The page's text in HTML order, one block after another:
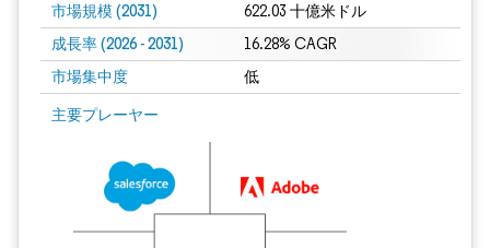
市場規模 (2031) 622.03 十億米ドル
成長率 (2026 - 2031) 16.28% CAGR
市場集中度 低
主要プレーヤー
画像 © Mordor Intelligence。再利用にはCC BY 4.0の表示が必要です。